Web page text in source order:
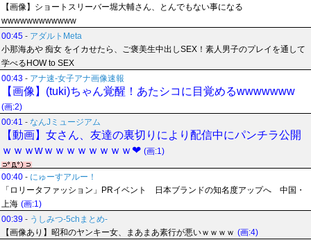
【画像】ショートスリーバー堀大輔さん、とんでもない事になる
wwwwwwwwwwww
00:45 - アダルトMeta
小那海あや 痴女 をイカせたら、ご褒美生中出しSEX！素人男子のプレイを通して
学べるHOW to SEX
00:43 - アナ速‐女子アナ画像速報
【画像】(tuki)ちゃん覚醒！あたシコに目覚めるwwwwwww
(画:2)
00:41 - なんJミュージアム
【動画】女さん、友達の裏切りにより配信中にパンチラ公開
ｗｗｗwｗｗｗｗｗｗｗｗ❤ (画:1)
00:40 - にゅーすアルー！
「ロリータファッション」PRイベント 日本ブランドの知名度アップへ 中国・
上海 (画:1)
00:39 - うしみつ-5chまとめ-
【画像あり】昭和のヤンキー女、まあまあ素行が悪いｗｗｗｗ (画:4)